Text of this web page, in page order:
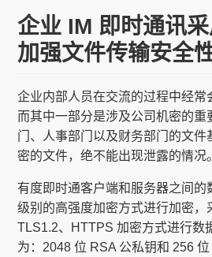
企业 IM 即时通讯
加强文件传输安全
企业内部人员在交流的过程中经常
而其中一部分是涉及公司机密的重
门、人事部门以及财务部门的文件
密的文件，绝不能出现泄露的情况。
有度即时通客户端和服务器之间的
级别的高强度加密方式进行加密，
TLS1.2、HTTPS 加密方式进行数
为：2048 位 RSA 公私钥和 256